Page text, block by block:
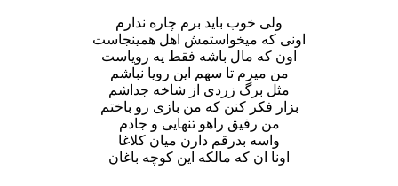
ولی خوب باید برم چاره ندارم
اونی که میخواستمش اهل همینجاست
اون که مال باشه فقط یه رویاست
من میرم تا سهم این رویا نباشم
مثل برگ زردی از شاخه جداشم
بزار فکر کنن که من بازی رو باختم
من رفیق راهو تنهایی و جادم
واسه بدرقم دارن میان کلاغا
اونا ان که مالکه این کوچه باغان